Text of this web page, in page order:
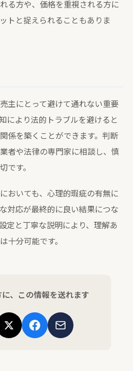
る方や、価格を重視される方に
トと捉えられることもありま
主にとって避けて通れない重要
により法的トラブルを避けると
係を築くことができます。判断
者や法律の専門家に相談し、慎
です。
おいても、心理的瑕疵の有無に
対応が最終的に良い結果につな
定と丁寧な説明により、理解あ
十分可能です。
、この情報を送れます